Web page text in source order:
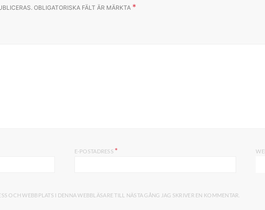
OBLIGATORISKA FÄLT ÄR MÄRKTA *
E-POSTADRESS *
OCH WEBBPLATS I DENNA WEBBLÄSARE TILL NÄSTA GÅNG JAG SKRIVER EN KOMMENTAR.